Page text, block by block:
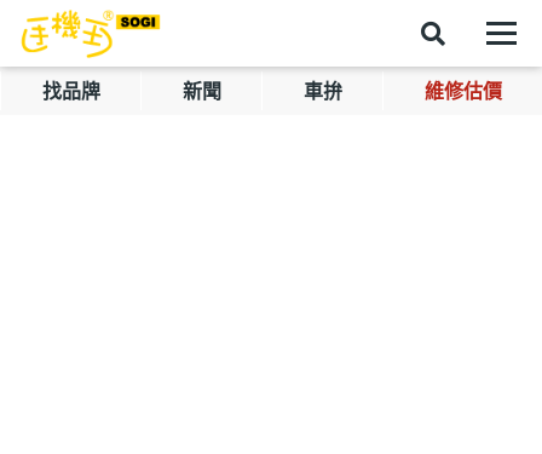
找品牌 新聞 車拚 維修估價